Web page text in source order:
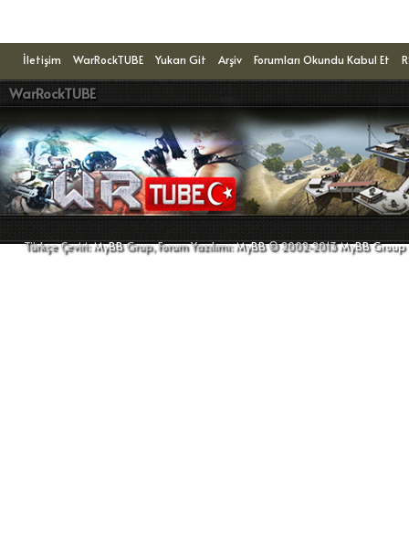
İletişim WarRockTUBE Yukarı Git Arşiv Forumları Okundu Kabul Et
WarRockTUBE
Türkçe Çeviri:MyBBGrup, Forum Yazılımı:MyBB© 2002-2013MyBB Group